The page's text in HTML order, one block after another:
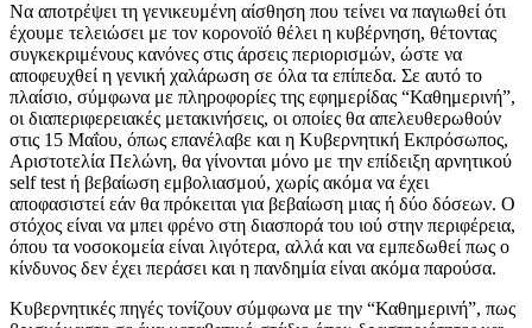
Να αποτρέψει τη γενικευμένη αίσθηση που τείνει να παγιωθεί ότι
έχουμε τελειώσει με τον κορονοϊό θέλει η κυβέρνηση, θέτοντας
συγκεκριμένους κανόνες στις άρσεις περιορισμών, ώστε να
αποφευχθεί η γενική χαλάρωση σε όλα τα επίπεδα. Σε αυτό το
πλαίσιο, σύμφωνα με πληροφορίες της εφημερίδας “Καθημερινή”,
οι διαπεριφερειακές μετακινήσεις, οι οποίες θα απελευθερωθούν
στις 15 Μαΐου, όπως επανέλαβε και η Κυβερνητική Εκπρόσωπος,
Αριστοτελία Πελώνη, θα γίνονται μόνο με την επίδειξη αρνητικού
self test ή βεβαίωση εμβολιασμού, χωρίς ακόμα να έχει
αποφασιστεί εάν θα πρόκειται για βεβαίωση μιας ή δύο δόσεων. Ο
στόχος είναι να μπει φρένο στη διασπορά του ιού στην περιφέρεια,
όπου τα νοσοκομεία είναι λιγότερα, αλλά και να εμπεδωθεί πως ο
κίνδυνος δεν έχει περάσει και η πανδημία είναι ακόμα παρούσα.
Κυβερνητικές πηγές τονίζουν σύμφωνα με την “Καθημερινή”, πως